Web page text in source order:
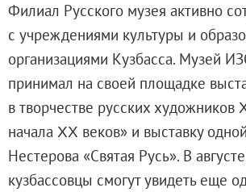
Декоративно-прикладное
Народное искусство
Искусство новейших
Архив изображений
Современная фотография
Дар Петера и Ирене
Образование и наука
Филиал Русского музея активно
с учреждениями культуры и
организациями Кузбасса. Музей
принимал на своей площадке
в творчестве русских
начала ΧΧ веков» и выставку
Нестерова «Святая Русь». В
кузбассовцы смогут увидеть еще